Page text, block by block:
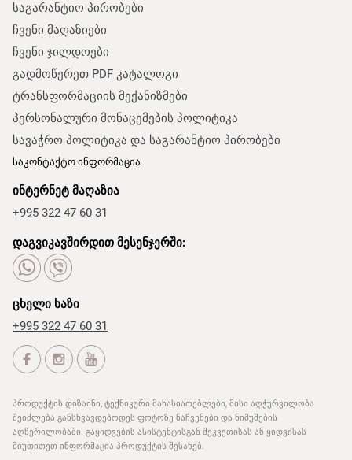
საგარანტიო პირობები
ჩვენი მაღაზიები
ჩვენი ჯილდოები
გადმოწერეთ PDF კატალოგი
ტრანსფორმაციის მექანიზმები
პერსონალური მონაცემების პოლიტიკა
სავაჭრო პოლიტიკა და საგარანტიო პირობები
საკონტაქტო ინფორმაცია
ინტერნეტ მაღაზია
+995 322 47 60 31
დაგვიკავშირდით მესენჯერში:
ცხელი ხაზი
+995 322 47 60 31
პროდუქტის დიზაინი, ტექნიკური მახასიათებლები, მისი აღჭურვილობა
შეიძლება განსხვავდებოდეს ფოტოზე ნაჩვენები და ნიმუშების
აღწერილობაში. გაყიდვების ასისტენტისგან შეკვეთისას ან ყიდვისას
მიუთითეთ ინფორმაცია პროდუქტის შესახებ.